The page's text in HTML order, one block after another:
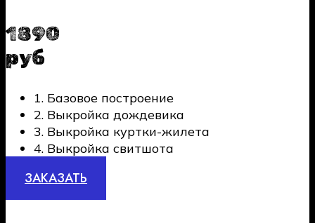
1890
руб
1. Базовое построение
2. Выкройка дождевика
3. Выкройка куртки-жилета
4. Выкройка свитшота
ЗАКАЗАТЬ